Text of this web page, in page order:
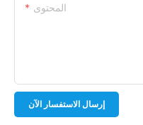
المحتوى
إرسال الاستفسار الآن